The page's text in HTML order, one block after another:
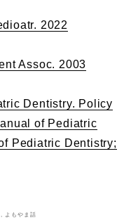
2022
Assoc. 2003
Dentistry. Policy
of Pediatric
Pediatric Dentistry;
よもやま話